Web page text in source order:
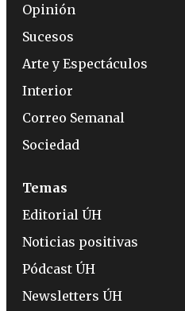
Opinión
Sucesos
Arte y Espectáculos
Interior
Correo Semanal
Sociedad
Temas
Editorial ÚH
Noticias positivas
Pódcast ÚH
Newsletters ÚH